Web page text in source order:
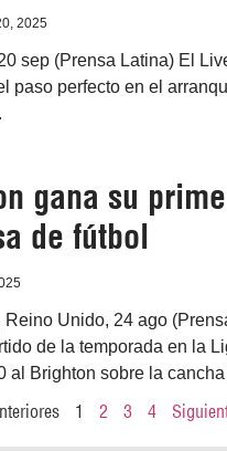
2025
sep (Prensa Latina) El
paso perfecto en el
gana su
de fútbol
Reino Unido, 24 ago
de la temporada en la
al Brighton sobre la
1 2 3 4